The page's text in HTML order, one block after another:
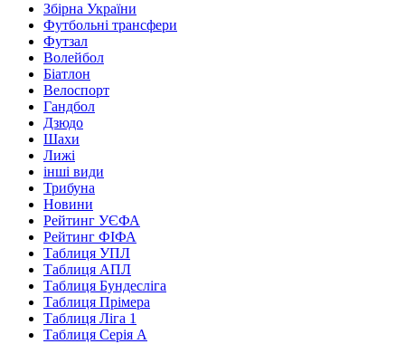
Збірна України
Футбольні трансфери
Футзал
Волейбол
Біатлон
Велоспорт
Гандбол
Дзюдо
Шахи
Лижі
інші види
Трибуна
Новини
Рейтинг УЄФА
Рейтинг ФІФА
Таблиця УПЛ
Таблиця АПЛ
Таблиця Бундесліга
Таблиця Прімера
Таблиця Ліга 1
Таблиця Серія А